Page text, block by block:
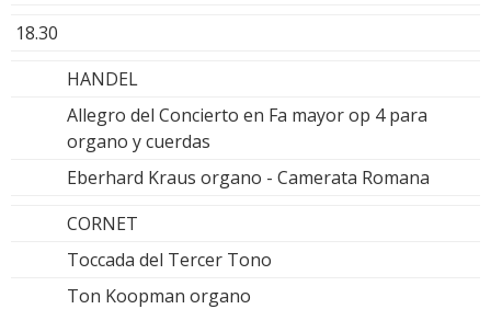
18.30
HANDEL
Allegro del Concierto en Fa mayor op 4 para
organo y cuerdas
Eberhard Kraus organo - Camerata Romana
CORNET
Toccada del Tercer Tono
Ton Koopman organo